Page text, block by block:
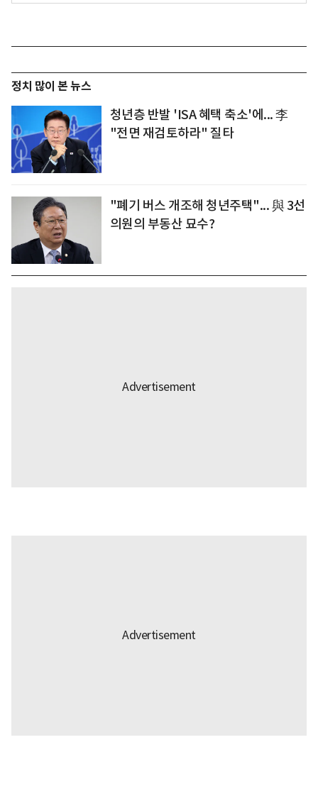
정치 많이 본 뉴스
청년층 반발 'ISA 혜택 축소'에... 李
"전면 재검토하라" 질타
"폐기 버스 개조해 청년주택"... 與 3선
의원의 부동산 묘수?